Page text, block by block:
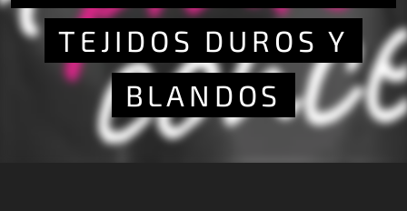
TEJIDOS DUROS Y
BLANDOS